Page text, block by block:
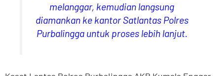
melanggar, kemudian langsung
diamankan ke kantor Satlantas Polres
Purbalingga untuk proses lebih lanjut.